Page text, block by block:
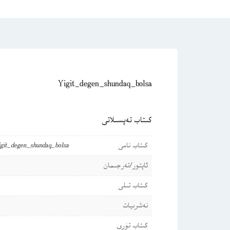
Yigit_degen_shundaq_bolsa
كىتاب تەپسىلاتى
كىتاب نامى
ئاپتور/تەرجىمان
كىتاب تىلى
نەشرىيات
كىتاب تۈرى